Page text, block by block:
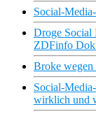
Social-
Droge Social
ZDFinfo
Broke wegen
Social-
wirklich und